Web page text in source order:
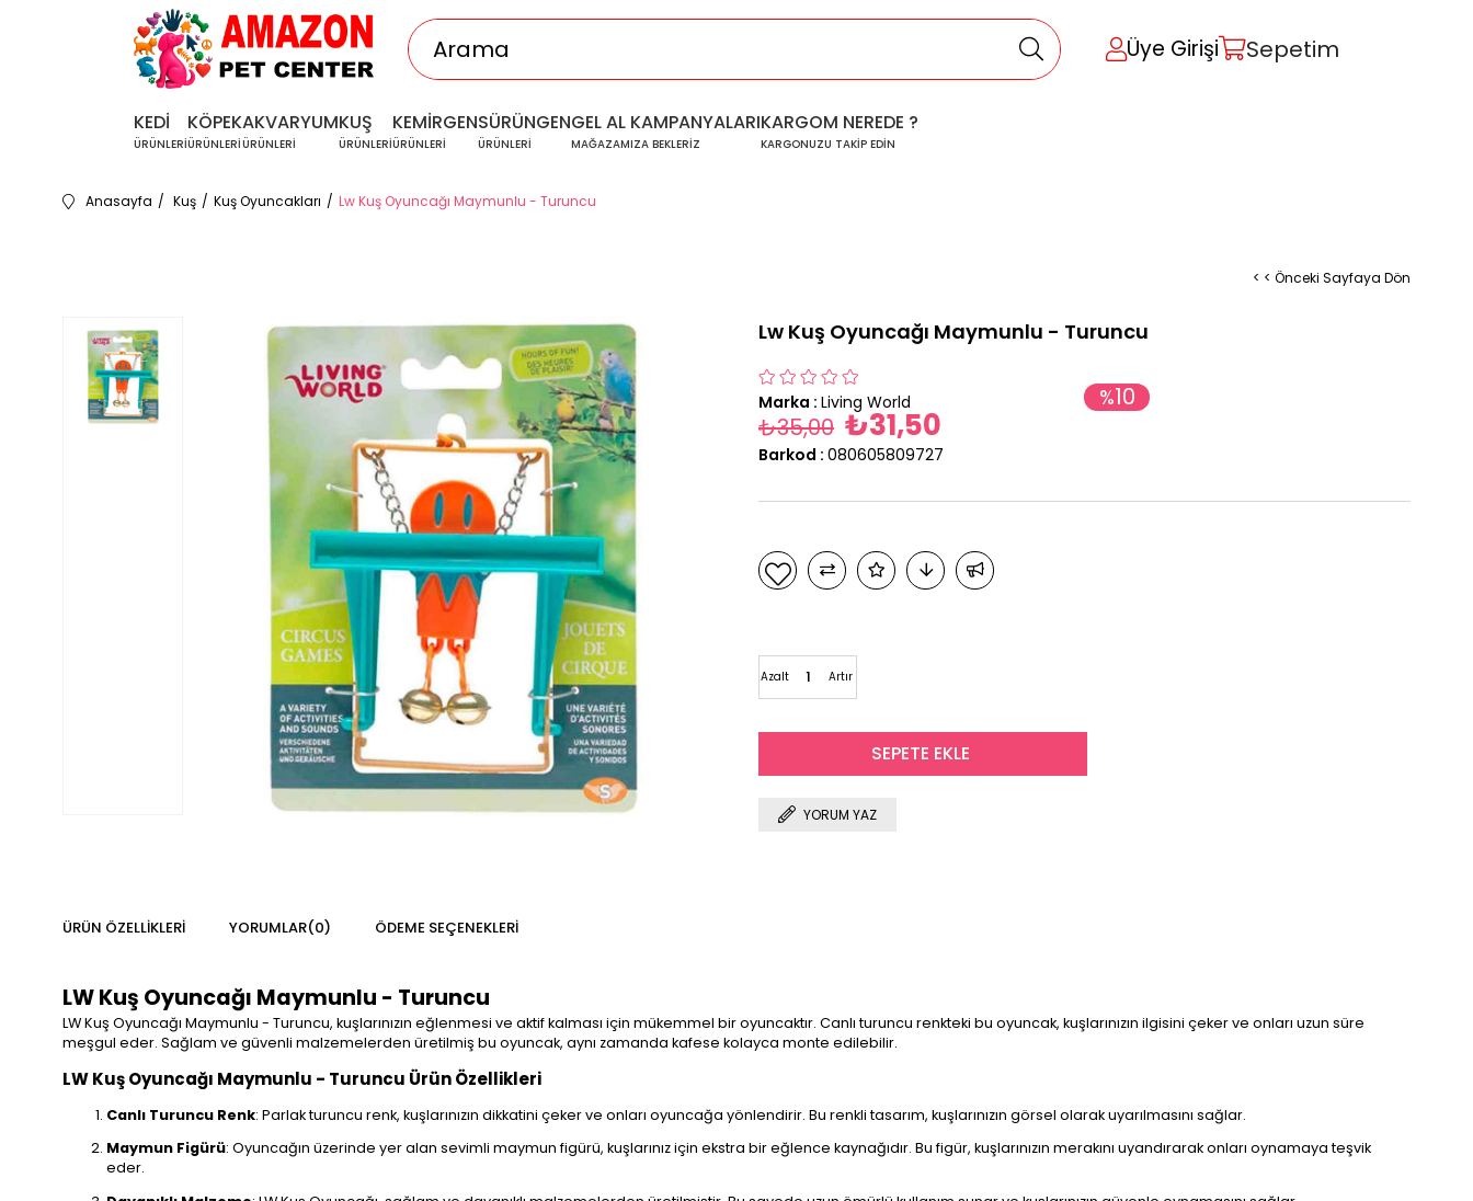
Üye Girişi Sepetim
KEDİ
ÜRÜNLERİ
KÖPEK
ÜRÜNLERİ
AKVARYUM
ÜRÜNLERİ
KUŞ
ÜRÜNLERİ
KEMİRGEN
ÜRÜNLERİ
SÜRÜNGEN
ÜRÜNLERİ
GEL AL KAMPANYALARI
MAĞAZAMIZA BEKLERİZ
KARGOM NEREDE ?
KARGONUZU TAKİP EDİN
Anasayfa Kuş Kuş Oyuncakları Lw Kuş Oyuncağı Maymunlu - Turuncu
< < Önceki Sayfaya Dön
Lw Kuş Oyuncağı Maymunlu - Turuncu
Marka : Living World %10
₺35,00 ₺31,50
Barkod : 080605809727
Artır
Azalt
YORUM YAZ
ÜRÜN ÖZELLIKLERI YORUMLAR(0) ÖDEME SEÇENEKLERI
LW Kuş Oyuncağı Maymunlu - Turuncu
LW Kuş Oyuncağı Maymunlu - Turuncu, kuşlarınızın eğlenmesi ve aktif kalması için mükemmel bir oyuncaktır. Canlı turuncu renkteki bu oyuncak, kuşlarınızın ilgisini çeker ve onları uzun süre
meşgul eder. Sağlam ve güvenli malzemelerden üretilmiş bu oyuncak, aynı zamanda kafese kolayca monte edilebilir.
LW Kuş Oyuncağı Maymunlu - Turuncu Ürün Özellikleri
Canlı Turuncu Renk: Parlak turuncu renk, kuşlarınızın dikkatini çeker ve onları oyuncağa yönlendirir. Bu renkli tasarım, kuşlarınızın görsel olarak uyarılmasını sağlar.
Maymun Figürü: Oyuncağın üzerinde yer alan sevimli maymun figürü, kuşlarınız için ekstra bir eğlence kaynağıdır. Bu figür, kuşlarınızın merakını uyandırarak onları oynamaya teşvik
eder.